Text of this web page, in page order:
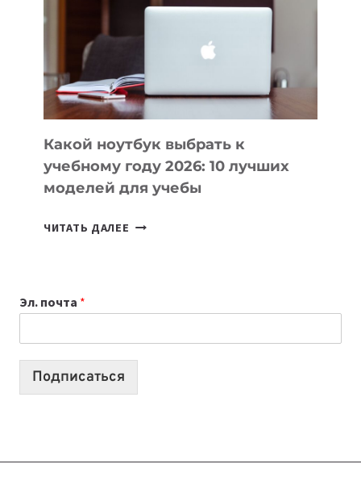
ПОМОГАЮТ
СОЗДАВАТЬ
БЕЗ
СЛОЖНОГО
КОДА
Какой ноутбук выбрать к
учебному году 2026: 10 лучших
моделей для учебы
ЧИТАТЬ ДАЛЕЕ КАКОЙ
2026:
10
Эл. почта *
Подписаться